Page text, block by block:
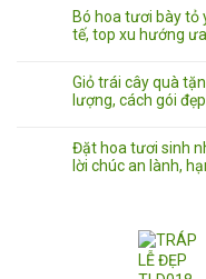
Bó hoa tươi bày
tế, top xu hướng
Giỏ trái cây quà
lượng, cách gói
Đặt hoa tươi sinh
lời chúc an lành,